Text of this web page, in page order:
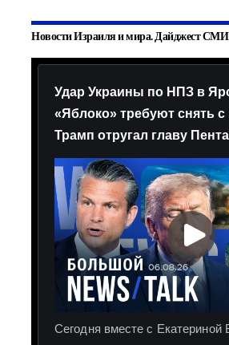
Новости Израиля и мира. Дайджест СМИ